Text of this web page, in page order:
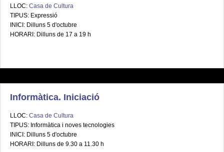
LLOC: Casa de Cultura
TIPUS: Expressió
INICI: Dilluns 5 d'octubre
HORARI: Dilluns de 17 a 19 h
Informàtica. Iniciació
LLOC: Casa de Cultura
TIPUS: Informàtica i noves tecnologies
INICI: Dilluns 5 d'octubre
HORARI: Dilluns de 9.30 a 11.30 h